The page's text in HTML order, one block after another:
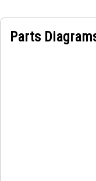
Parts